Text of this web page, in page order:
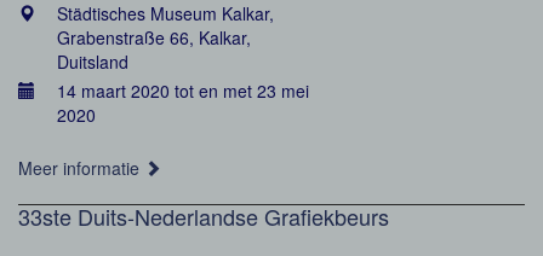
Städtisches Museum Kalkar,
Grabenstraße 66, Kalkar,
Duitsland
14 maart 2020 tot en met 23 mei
2020
Meer informatie
33ste Duits-Nederlandse Grafiekbeurs